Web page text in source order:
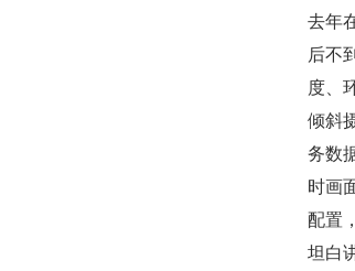
去年
后不
度、
倾斜
务数
时画
配置
坦白